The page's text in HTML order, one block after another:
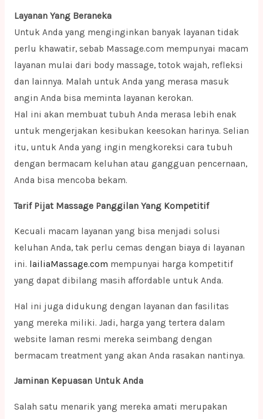
Layanan Yang Beraneka
Untuk Anda yang menginginkan banyak layanan tidak
perlu khawatir, sebab Massage.com mempunyai macam
layanan mulai dari body massage, totok wajah, refleksi
dan lainnya. Malah untuk Anda yang merasa masuk
angin Anda bisa meminta layanan kerokan.
Hal ini akan membuat tubuh Anda merasa lebih enak
untuk mengerjakan kesibukan keesokan harinya. Selian
itu, untuk Anda yang ingin mengkoreksi cara tubuh
dengan bermacam keluhan atau gangguan pencernaan,
Anda bisa mencoba bekam.
Tarif Pijat Massage Panggilan Yang Kompetitif
Kecuali macam layanan yang bisa menjadi solusi
keluhan Anda, tak perlu cemas dengan biaya di layanan
ini. lailiaMassage.com mempunyai harga kompetitif
yang dapat dibilang masih affordable untuk Anda.
Hal ini juga didukung dengan layanan dan fasilitas
yang mereka miliki. Jadi, harga yang tertera dalam
website laman resmi mereka seimbang dengan
bermacam treatment yang akan Anda rasakan nantinya.
Jaminan Kepuasan Untuk Anda
Salah satu menarik yang mereka amati merupakan